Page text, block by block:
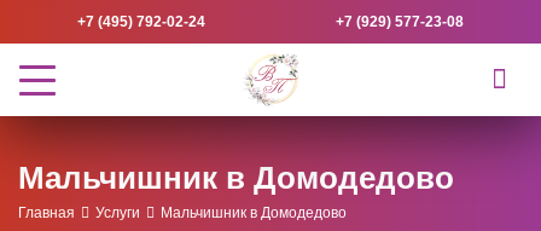
+7 (495) 792-02-24 +7 (929) 577-23-08
Мальчишник в Домодедово
Главная Услуги Мальчишник в Домодедово